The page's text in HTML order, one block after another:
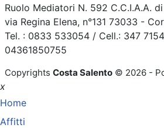
Ruolo Mediatori N. 592 C.C.I.A.A.
via Regina Elena, n°131 73033 -
Tel. : 0833 533054 / Cell.: 347
04361850755
Copyrights Costa Salento © 2026 -
x
Home
Affitti